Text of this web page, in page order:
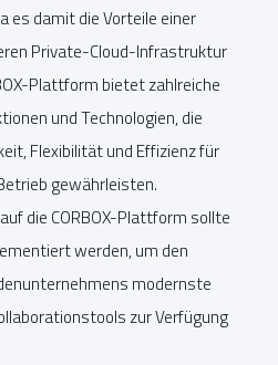
es damit die Vorteile einer
Private-Cloud-Infrastruktur
Plattform bietet zahlreiche
und Technologien, die
Flexibilität und Effizienz für
gewährleisten.
die CORBOX-Plattform sollte
werden, um den
modernste
zur Verfügung